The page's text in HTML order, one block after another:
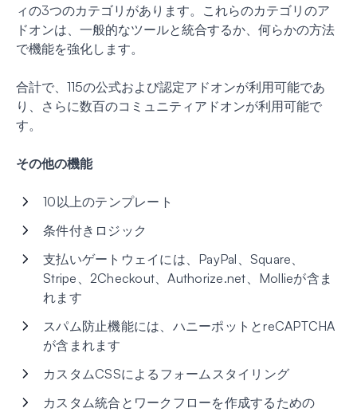
ィの3つのカテゴリがあります。これらのカテゴリのア
ドオンは、一般的なツールと統合するか、何らかの方法
で機能を強化します。
合計で、115の公式および認定アドオンが利用可能であ
り、さらに数百のコミュニティアドオンが利用可能で
す。
その他の機能
10以上のテンプレート
条件付きロジック
支払いゲートウェイには、PayPal、Square、
Stripe、2Checkout、Authorize.net、Mollieが含ま
れます
スパム防止機能には、ハニーポットとreCAPTCHA
が含まれます
カスタムCSSによるフォームスタイリング
カスタム統合とワークフローを作成するための